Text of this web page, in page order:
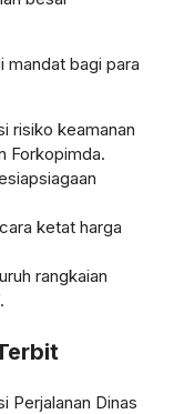
mandat bagi para
risiko keamanan
Forkopimda.
ketat harga
rangkaian
Perjalanan Dinas